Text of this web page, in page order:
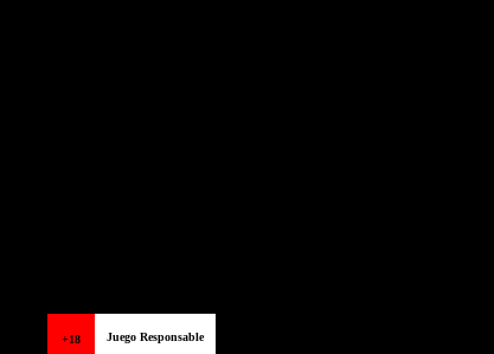
+18 Juego Responsable